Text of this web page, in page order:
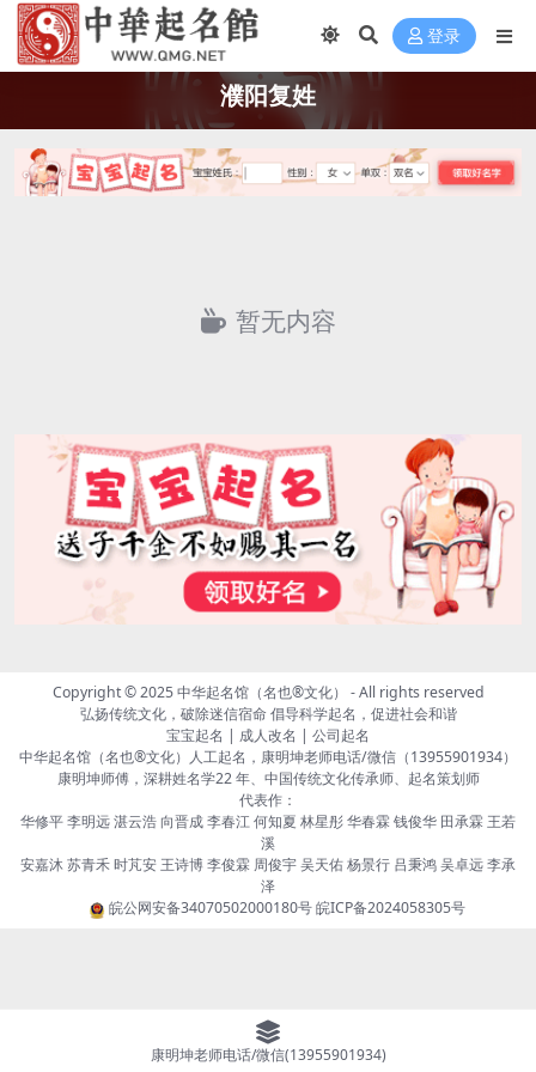
登录
濮阳复姓
暂无内容
Copyright © 2025中华起名馆（名也®文化） - All rights reserved
弘扬传统文化，破除迷信宿命 倡导科学起名，促进社会和谐
宝宝起名 | 成人改名 | 公司起名
中华起名馆（名也®文化）人工起名，康明坤老师电话/微信（13955901934）
康明坤师傅，深耕姓名学22 年、中国传统文化传承师、起名策划师
代表作：
华修平 李明远 湛云浩 向晋成 李春江 何知夏 林星彤 华春霖 钱俊华 田承霖 王若
溪
安嘉沐 苏青禾 时芃安 王诗博 李俊霖 周俊宇 吴天佑 杨景行 吕秉鸿 吴卓远 李承
泽
皖公网安备34070502000180号皖ICP备2024058305号
康明坤老师电话/微信(13955901934)